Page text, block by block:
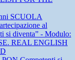
SCUOLA
al
si diventa” - Modulo:
REAL ENGLISH